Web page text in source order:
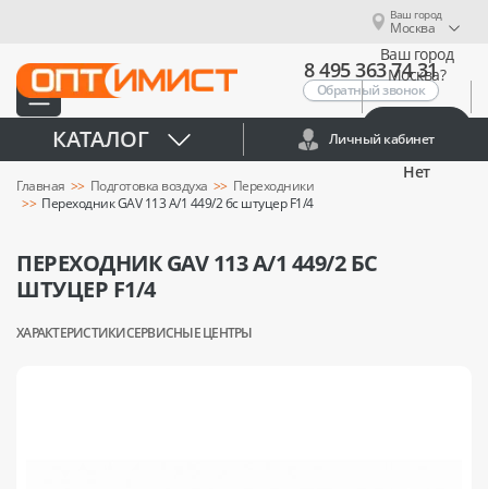
Ваш город
Москва
Ваш город
Москва?
Нет
8 495 363 74 31
Обратный звонок
КАТАЛОГ Личный кабинет
Главная Подготовка воздуха
Переходники
Переходник GAV 113 A/1 449/2 бс штуцер F1/4
ПЕРЕХОДНИК GAV 113 A/1 449/2 БС
ШТУЦЕР F1/4
ХАРАКТЕРИСТИКИСЕРВИСНЫЕ ЦЕНТРЫ